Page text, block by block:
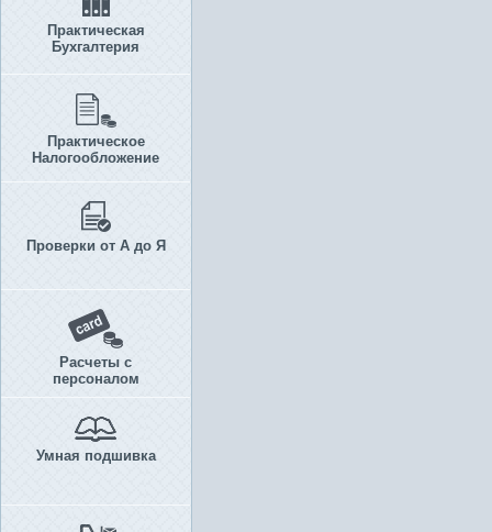
Практическая
Бухгалтерия
Практическое
Налогообложение
Проверки от А до Я
Расчеты с
персоналом
Умная подшивка